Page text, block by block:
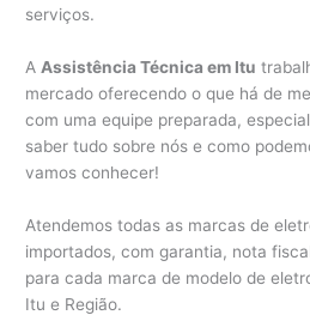
serviços.
A Assistência Técnica em Itu
mercado oferecendo o que há de
com uma equipe preparada,
saber tudo sobre nós e como
vamos conhecer!
Atendemos todas as marcas de
importados, com garantia, nota
para cada marca de modelo de
Itu e Região.